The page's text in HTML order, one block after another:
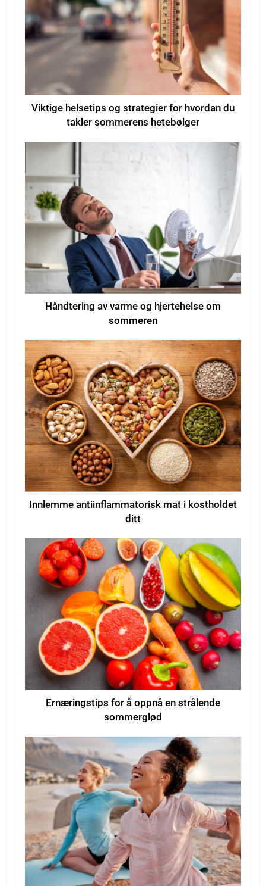
Viktige helsetips og strategier for hvordan du
takler sommerens hetebølger
Håndtering av varme og hjertehelse om
sommeren
Innlemme antiinflammatorisk mat i kostholdet
ditt
Ernæringstips for å oppnå en strålende
sommerglød